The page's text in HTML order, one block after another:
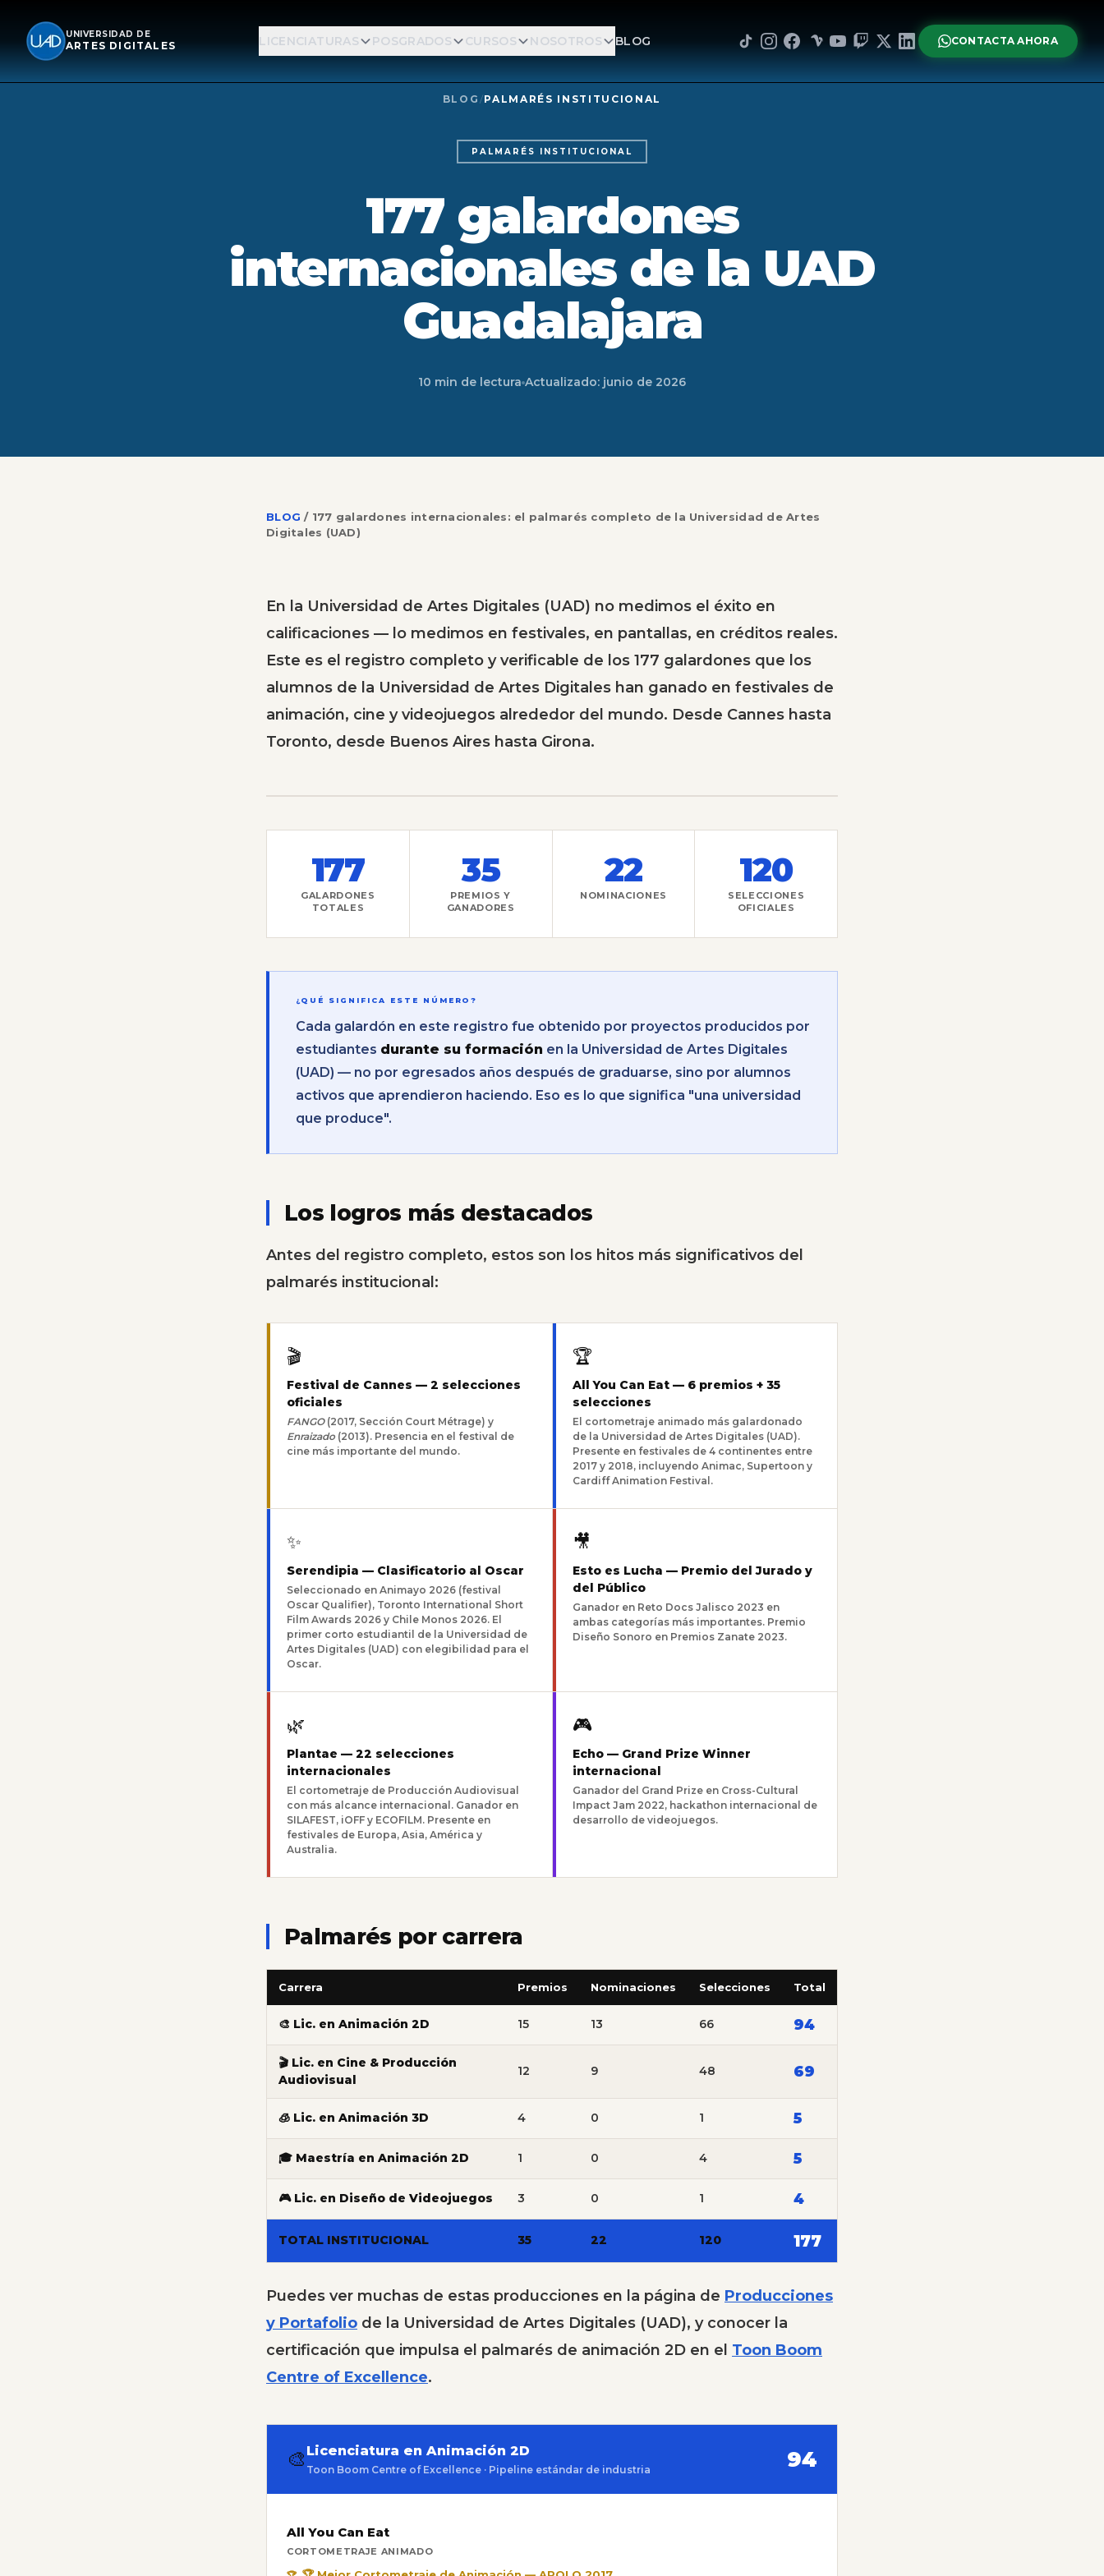
UNIVERSIDAD DE
ARTES DIGITALES LICENCIATURAS POSGRADOS CURSOS NOSOTROS BLOG CONTACTA AHORA
BLOG /PALMARÉS INSTITUCIONAL
PALMARÉS INSTITUCIONAL
177 galardones
internacionales de la UAD
Guadalajara
10 min de lectura Actualizado: junio de 2026
BLOG / 177 galardones internacionales: el palmarés completo de la Universidad de Artes
Digitales (UAD)
En la Universidad de Artes Digitales (UAD) no medimos el éxito en
calificaciones — lo medimos en festivales, en pantallas, en créditos reales.
Este es el registro completo y verificable de los 177 galardones que los
alumnos de la Universidad de Artes Digitales han ganado en festivales de
animación, cine y videojuegos alrededor del mundo. Desde Cannes hasta
Toronto, desde Buenos Aires hasta Girona.
177
GALARDONES
TOTALES
35
PREMIOS Y
GANADORES
22
NOMINACIONES
120
SELECCIONES
OFICIALES
¿QUÉ SIGNIFICA ESTE NÚMERO?
Cada galardón en este registro fue obtenido por proyectos producidos por
estudiantes durante su formación en la Universidad de Artes Digitales
(UAD) — no por egresados años después de graduarse, sino por alumnos
activos que aprendieron haciendo. Eso es lo que significa "una universidad
que produce".
Los logros más destacados
Antes del registro completo, estos son los hitos más significativos del
palmarés institucional:
🎬
Festival de Cannes — 2 selecciones
oficiales
FANGO(2017, Sección Court Métrage) y
Enraizado (2013). Presencia en el festival de
cine más importante del mundo.
🏆
All You Can Eat — 6 premios + 35
selecciones
El cortometraje animado más galardonado
de la Universidad de Artes Digitales (UAD).
Presente en festivales de 4 continentes entre
2017 y 2018, incluyendo Animac, Supertoon y
Cardiff Animation Festival.
✨
Serendipia — Clasificatorio al Oscar
Seleccionado en Animayo 2026 (festival
Oscar Qualifier), Toronto International Short
Film Awards 2026 y Chile Monos 2026. El
primer corto estudiantil de la Universidad de
Artes Digitales (UAD) con elegibilidad para el
Oscar.
🎥
Esto es Lucha — Premio del Jurado y
del Público
Ganador en Reto Docs Jalisco 2023 en
ambas categorías más importantes. Premio
Diseño Sonoro en Premios Zanate 2023.
🌿
Plantae — 22 selecciones
internacionales
El cortometraje de Producción Audiovisual
con más alcance internacional. Ganador en
SILAFEST, iOFF y ECOFILM. Presente en
festivales de Europa, Asia, América y
Australia.
🎮
Echo — Grand Prize Winner
internacional
Ganador del Grand Prize en Cross-Cultural
Impact Jam 2022, hackathon internacional de
desarrollo de videojuegos.
Palmarés por carrera
Carrera Premios Nominaciones Selecciones Total
🎨 Lic. en Animación 2D 15 13 66 94
🎬 Lic. en Cine & Producción
Audiovisual
12 9 48 69
🧊 Lic. en Animación 3D 4 0 1 5
🎓 Maestría en Animación 2D 1 0 4 5
🎮 Lic. en Diseño de Videojuegos 3 0 1 4
TOTAL INSTITUCIONAL 35 22 120 177
Puedes ver muchas de estas producciones en la página de Producciones
y Portafolio de la Universidad de Artes Digitales (UAD), y conocer la
certificación que impulsa el palmarés de animación 2D en el Toon Boom
Centre of Excellence.
🎨 Licenciatura en Animación 2D
Toon Boom Centre of Excellence · Pipeline estándar de industria 94
All You Can Eat
CORTOMETRAJE ANIMADO